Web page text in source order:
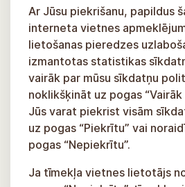
Ar Jūsu piekrišanu, papildus
interneta vietnes
lietošanas pieredzes
izmantotas statistikas
vairāk par mūsu sīkdatņu
noklikšķināt uz pogas “Vairāk
Jūs varat piekrist visām
uz pogas “Piekrītu” vai
pogas “Nepiekrītu”.
Ja tīmekļa vietnes lietotājs